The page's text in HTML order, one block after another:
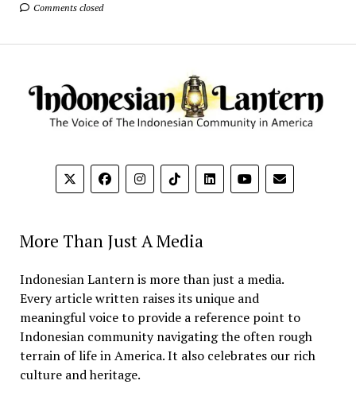
Comments closed
More Than Just A Media
Indonesian Lantern is more than just a media.
Every article written raises its unique and
meaningful voice to provide a reference point to
Indonesian community navigating the often rough
terrain of life in America. It also celebrates our rich
culture and heritage.